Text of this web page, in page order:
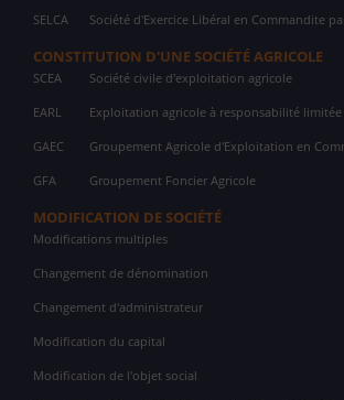
SELCA Société d'Exercice Libéral en Commandite
CONSTITUTION D'UNE SOCIÉTÉ AGRICOLE
SCEA Société civile d'exploitation agricole
EARL Exploitation agricole à responsabilité limitée
GAEC Groupement Agricole d'Exploitation en
GFA Groupement Foncier Agricole
MODIFICATION DE SOCIÉTÉ
Modifications multiples
Changement de dénomination
Changement d'administrateur
Modification du capital
Modification de l'objet social